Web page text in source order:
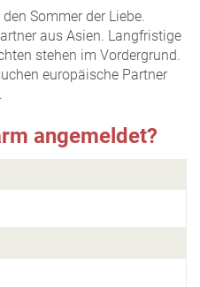
Sommer der Liebe.
aus Asien. Langfristige
stehen im Vordergrund.
europäische Partner
angemeldet?